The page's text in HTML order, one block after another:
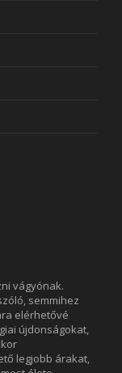
vágyónak.
semmihez
elérhetővé
újdonságokat,
legjobb árakat,